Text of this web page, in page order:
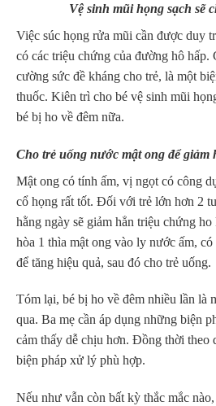
Vệ sinh mũi họng sạch sẽ
Việc súc họng rửa mũi cần được duy
có các triệu chứng của đường hô hấp.
cường sức đề kháng cho trẻ, là một
thuốc. Kiên trì cho bé vệ sinh mũi
bé bị ho về đêm nữa.
Cho trẻ uống nước mật ong để giảm
Mật ong có tính ấm, vị ngọt có công
cổ họng rất tốt. Đối với trẻ lớn hơn 2
hằng ngày sẽ giảm hẳn triệu chứng
hòa 1 thìa mật ong vào ly nước ấm, có
để tăng hiệu quả, sau đó cho trẻ uống.
Tóm lại, bé bị ho về đêm nhiều lần là
qua. Ba mẹ cần áp dụng những biện
cảm thấy dễ chịu hơn. Đồng thời theo
biện pháp xử lý phù hợp.
Nếu như vẫn còn bất kỳ thắc mắc